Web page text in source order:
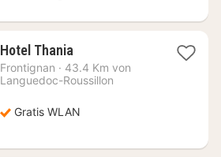
Hotel Thania1
Nacht
ab
€
Frontignan · 43.4 Km von
Languedoc-Roussillon
Gratis WLAN